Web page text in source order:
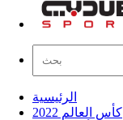
الرئيسية
كأس العالم 2022